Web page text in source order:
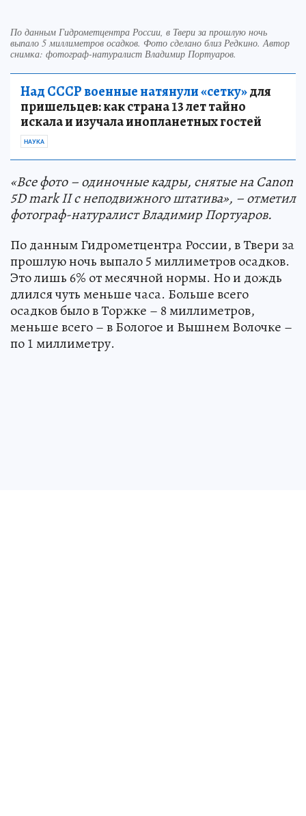
По данным Гидрометцентра России, в Твери за прошлую ночь
выпало 5 миллиметров осадков. Фото сделано близ Редкино. Автор
снимка: фотограф-натуралист Владимир Портуаров.
Над СССР военные натянули «сетку»для
пришельцев: как страна 13 лет тайно
искала и изучала инопланетных гостей
НАУКА
«Все фото – одиночные кадры, снятые на Canon
5D mark II с неподвижного штатива», – отметил
фотограф-натуралист Владимир Портуаров.
По данным Гидрометцентра России, в Твери за
прошлую ночь выпало 5 миллиметров осадков.
Это лишь 6% от месячной нормы. Но и дождь
длился чуть меньше часа. Больше всего
осадков было в Торжке – 8 миллиметров,
меньше всего – в Бологое и Вышнем Волочке –
по 1 миллиметру.